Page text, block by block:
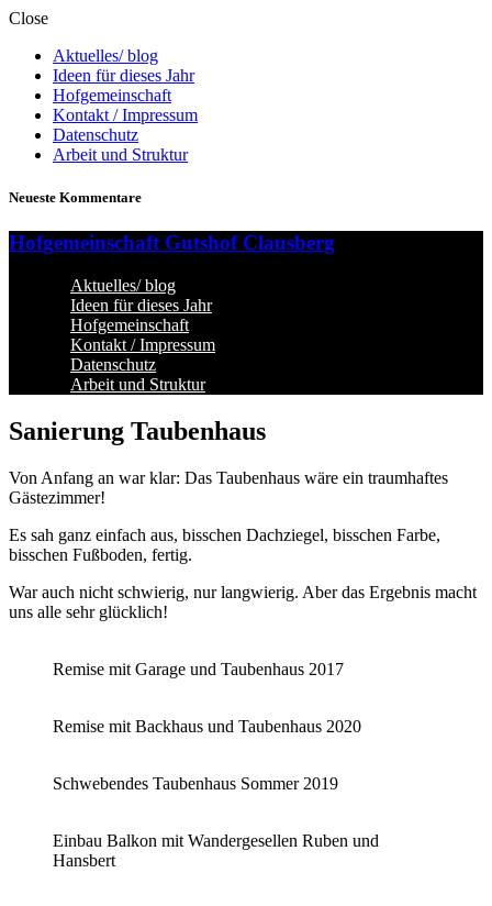
Close
Aktuelles/ blog
Ideen für dieses Jahr
Hofgemeinschaft
Kontakt / Impressum
Datenschutz
Arbeit und Struktur
Neueste Kommentare
Hofgemeinschaft Gutshof Clausberg
Aktuelles/ blog
Ideen für dieses Jahr
Hofgemeinschaft
Kontakt / Impressum
Datenschutz
Arbeit und Struktur
Sanierung Taubenhaus
Von Anfang an war klar: Das Taubenhaus wäre ein traumhaftes
Gästezimmer!
Es sah ganz einfach aus, bisschen Dachziegel, bisschen Farbe,
bisschen Fußboden, fertig.
War auch nicht schwierig, nur langwierig. Aber das Ergebnis macht
uns alle sehr glücklich!
Remise mit Garage und Taubenhaus 2017
Remise mit Backhaus und Taubenhaus 2020
Schwebendes Taubenhaus Sommer 2019
Einbau Balkon mit Wandergesellen Ruben und
Hansbert